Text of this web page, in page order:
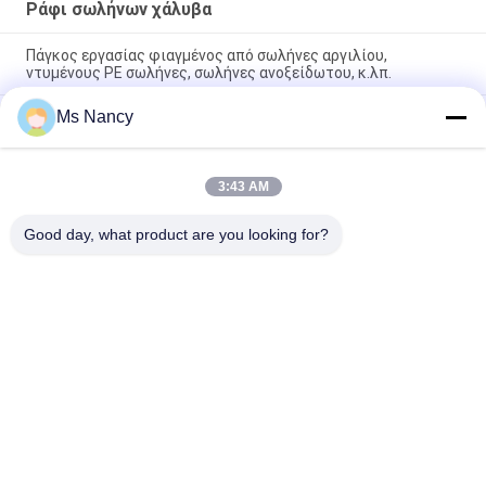
Ράφι σωλήνων χάλυβα
Πάγκος εργασίας φιαγμένος από σωλήνες αργιλίου,
ντυμένους PE σωλήνες, σωλήνες ανοξείδωτου, κ.λπ.
Κοινά βιομηχανικά ράφια αποθήκευσης μετάλλων, κοινό
σύστημα βασανισμού σωλήνων αποθήκευσης
Ανακυκλώσιμες ενώσεις σωλήνων ραφιών ενδυμάτων
ραφιών αποθήκευσης χάλυβα που συνδέουν για την
Ms Nancy
3:43 AM
Good day, what product are you looking for?